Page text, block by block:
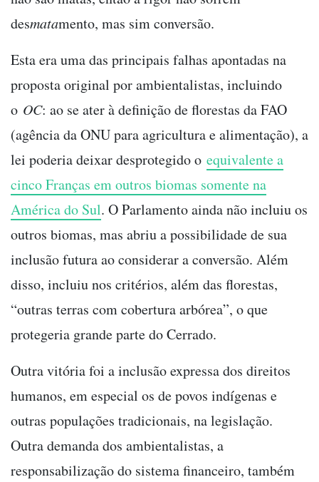
desmatamento, mas sim conversão.
Esta era uma das principais falhas apontadas na
proposta original por ambientalistas, incluindo
o OC: ao se ater à definição de florestas da FAO
(agência da ONU para agricultura e alimentação), a
lei poderia deixar desprotegido o equivalente a
cinco Franças em outros biomas somente na
América do Sul. O Parlamento ainda não incluiu os
outros biomas, mas abriu a possibilidade de sua
inclusão futura ao considerar a conversão. Além
disso, incluiu nos critérios, além das florestas,
“outras terras com cobertura arbórea”, o que
protegeria grande parte do Cerrado.
Outra vitória foi a inclusão expressa dos direitos
humanos, em especial os de povos indígenas e
outras populações tradicionais, na legislação.
Outra demanda dos ambientalistas, a
responsabilização do sistema financeiro, também